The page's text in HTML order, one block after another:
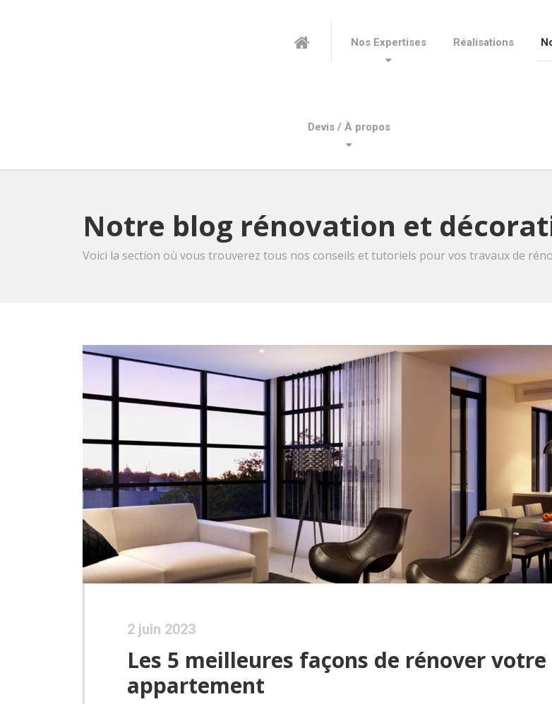
Nos Expertises Réalisations
Devis / À propos
Notre blog rénovation et
Voici la section où vous trouverez tous nos conseils et tutoriels pour vos travaux de
2 juin 2023
Les 5 meilleures façons de rénover votre
appartement